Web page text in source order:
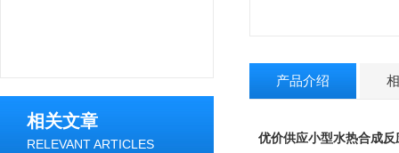
相关文章
RELEVANT ARTICLES
产品介绍
优价供应小型水热合成反